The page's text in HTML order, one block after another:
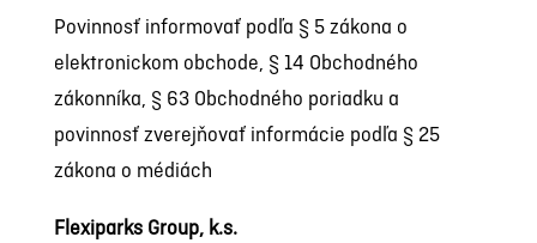
Povinnosť informovať podľa § 5 zákona o
elektronickom obchode, § 14 Obchodného
zákonníka, § 63 Obchodného poriadku a
povinnosť zverejňovať informácie podľa § 25
zákona o médiách
Flexiparks Group, k.s.